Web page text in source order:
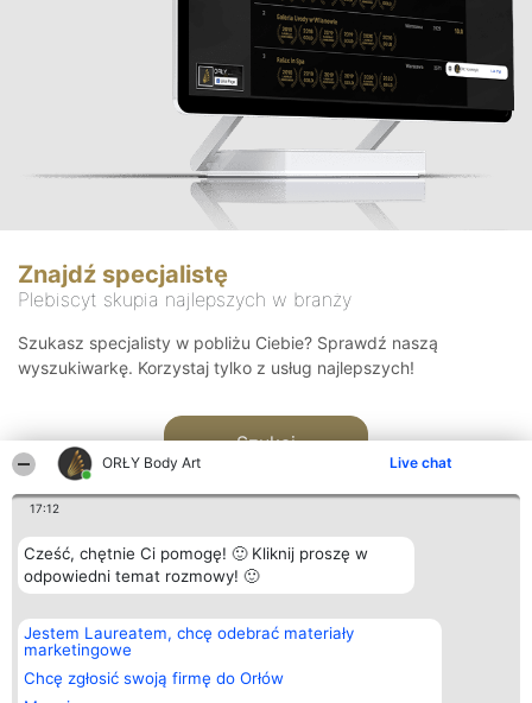
ORŁY Body Art Live chat
17:12
Cześć, chętnie Ci pomogę! 🙂 Kliknij proszę w
odpowiedni temat rozmowy! 🙂
Jestem Laureatem, chcę odebrać materiały
marketingowe
Chcę zgłosić swoją firmę do Orłów
Znajdź specjalistę
Plebiscyt skupia najlepszych w branży
Szukasz specjalisty w pobliżu Ciebie? Sprawdź naszą
wyszukiwarkę. Korzystaj tylko z usług najlepszych!
Szukaj
Organizator plebiscytu
Bright Side Solutions sp. z o.
o. sp. k.
ul. Ruska 22
Wrocław 50-079
Plebiscyt
Laureaci
wszystkich
Laureatów
Kontakt
Kontakt